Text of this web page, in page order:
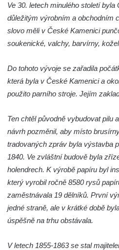
Areál Mikov v Mikulášovicích –
Röslera synové, továrna
Dům správce hřbitova v
Tovární budova v Mikulášovicích
Tovární budova čp. 478 v
Mikulášovicích – Josef Kunert &
kovové a kancelářské zboží
Schodiště ke kostelu
Marie ve Vilémově
Lázeňský dům čp. 82 v Lázních
Obří sud v Lázních Libverda
113 v Lázních Libverda
Ve 30. letech minulého století
důležitým výrobním a obchodním
slovo měli v České Kamenici
soukenické, valchy, barvírny,
Do tohoto vývoje se zařadila
která byla v České Kamenici a
použito parního stroje. Jejím
Ten chtěl původně vybudovat pilu
návrh pozměnil, aby místo
tradovaných zpráv byla výstavba
1840. Ve zvláštní budově byla
holendrech. K výrobě papíru byl
který vyrobil ročně 8580 rysů
zaměstnávala 19 dělníků. První
jedné straně, ale v krátké době
úspěšně na trhu obstávala.
V letech 1855-1863 se stal